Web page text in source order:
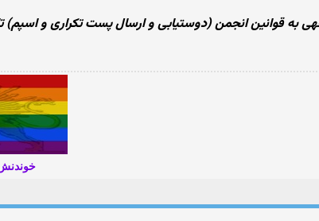
به قوانین انجمن (دوستیابی و ارسال پست تکراری و اسپم)